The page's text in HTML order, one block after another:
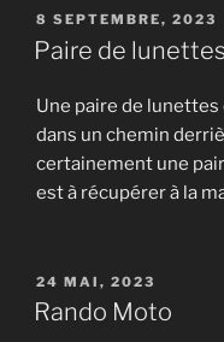
PUBLIÉ
LE
8 SEPTEMBRE, 2023
Paire de
Une paire de
dans un chemin
certainement une
est à récupérer à la
PUBLIÉ
LE
24 MAI, 2023
Rando Moto